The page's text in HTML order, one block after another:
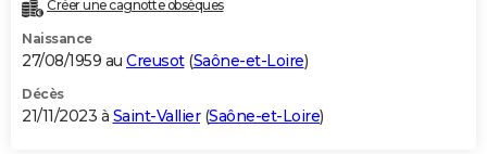
Créer une cagnotte obsèques
Naissance
27/08/1959 au Creusot(Saône-et-Loire)
Décès
21/11/2023 à Saint-Vallier(Saône-et-Loire)